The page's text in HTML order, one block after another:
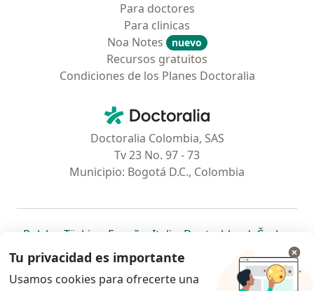
Para doctores
Para clinicas
Noa Notes
nuevo
Recursos gratuitos
Condiciones de los Planes Doctoralia
Doctoralia - Página de inicio
Doctoralia Colombia, SAS
Tv 23 No. 97 - 73
Municipio: Bogotá D.C., Colombia
Polska se abre en una nueva pestaña
Türkiye se abre en una nueva pestaña
España se abre en una nueva pestaña
Italia se abre en una nueva
Deutschlandse abre en
Česko
Portugal
se abre en una nueva pestaña
México se abre en una nueva pestaña
Chile se abre en una nueva pestaña
Brasil se abre en una nueva
se abre en
se
se abre en una nueva
Tu privacidad es importante
Usamos cookies para ofrecerte una